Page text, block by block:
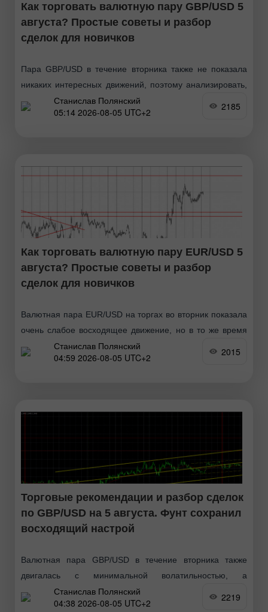
Как торговать валютную пару GBP/USD 5
августа? Простые советы и разбор
сделок для новичков
Пара GBP/USD в течение вторника также не показала
никаких интересных движений, поэтому анализировать,
по сути, нечего. Рынок все также настроен на покупки
британского фунта, так как начал разочаровываться
Станислав Полянский
05:14 2026-08-05 UTC+2
2185
Как торговать валютную пару EUR/USD 5
августа? Простые советы и разбор
сделок для новичков
Валютная пара EUR/USD на торгах во вторник показала
очень слабое восходящее движение, но в то же время
сохранила восходящий настрой и обошлась без сильной
коррекции. Макроэкономический и фундаментальный
Станислав Полянский
04:59 2026-08-05 UTC+2
2015
Торговые рекомендации и разбор сделок
по GBP/USD на 5 августа. Фунт сохранил
восходящий настрой
Валютная пара GBP/USD в течение вторника также
двигалась с минимальной волатильностью, а
единственный отчет дня по количеству открытых
вакансий JOLTs не заинтересовал трейдеров. Таким
Станислав Полянский
04:38 2026-08-05 UTC+2
2219